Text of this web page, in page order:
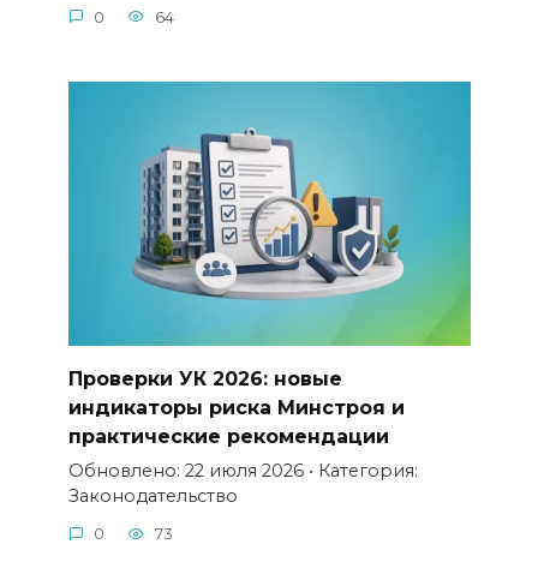
0 64
Проверки УК 2026: новые
индикаторы риска Минстроя и
практические рекомендации
Обновлено: 22 июля 2026 • Категория:
Законодательство
0 73